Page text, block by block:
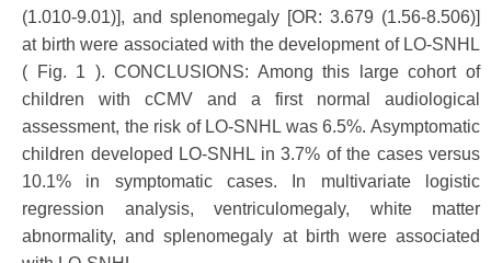
(1.010-9.01)], and splenomegaly [OR: 3.679 (1.56-8.506)]
at birth were associated with the development of LO-SNHL
( Fig. 1 ). CONCLUSIONS: Among this large cohort of
children with cCMV and a first normal audiological
assessment, the risk of LO-SNHL was 6.5%. Asymptomatic
children developed LO-SNHL in 3.7% of the cases versus
10.1% in symptomatic cases. In multivariate logistic
regression analysis, ventriculomegaly, white matter
abnormality, and splenomegaly at birth were associated